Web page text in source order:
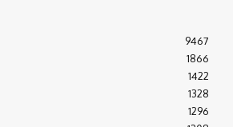
9467
1866
1422
1328
1296